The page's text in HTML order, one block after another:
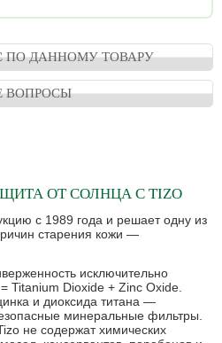
ПО ДАННОМУ ТОВАРУ
ВОПРОСЫ
ОТ СОЛНЦА С TIZO
с 1989 года и решает одну из
старения кожи —
исключительно
Titanium Dioxide + Zinс Oxide.
и диоксида титана —
минеральные фильтры.
не содержат химических